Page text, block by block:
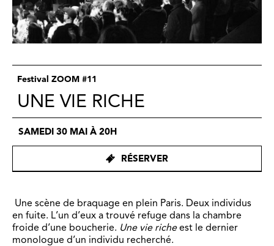
Festival ZOOM #11
UNE VIE RICHE
SAMEDI 30 MAI À 20H
RÉSERVER
Une scène de braquage en plein Paris. Deux individus
en fuite. L’un d’eux a trouvé refuge dans la chambre
froide d’une boucherie. Une vie richeest le dernier
monologue d’un individu recherché.